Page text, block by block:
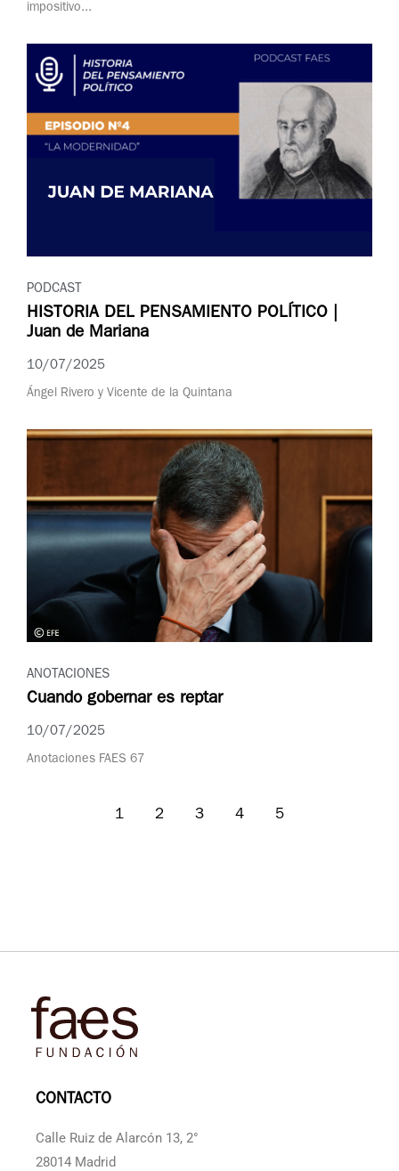
impositivo...
PODCAST
HISTORIA DEL PENSAMIENTO POLÍTICO |
Juan de Mariana
10/07/2025
Ángel Rivero y Vicente de la Quintana
ANOTACIONES
Cuando gobernar es reptar
10/07/2025
Anotaciones FAES 67
1 2 3 4 5
CONTACTO
Calle Ruiz de Alarcón 13, 2°
28014 Madrid